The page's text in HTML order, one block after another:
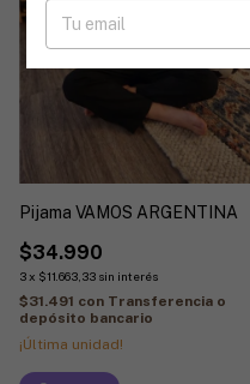
Pijama VAMOS ARGENTINA
$34.990
3 x $11.663,33 sin interés
$31.491 con Transferencia o
depósito bancario
¡Última unidad!